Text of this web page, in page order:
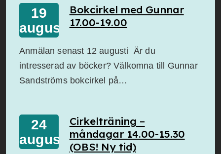
19
augusti
Bokcirkel med Gunnar
17.00-19.00
Anmälan senast 12 augusti Är du
intresserad av böcker? Välkomna till Gunnar
Sandströms bokcirkel på…
24
augusti
Cirkelträning –
måndagar 14.00-15.30
(OBS! Ny tid)